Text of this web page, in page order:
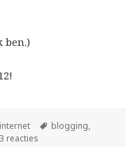
ben.)
Tags
blogging,
3 reacties